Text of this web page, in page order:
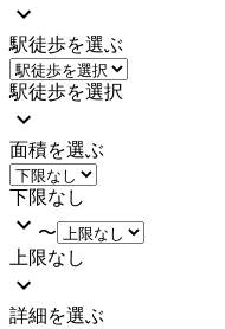
駅徒歩を選ぶ
駅徒歩を選択
面積を選ぶ
下限なし
〜
上限なし
詳細を選ぶ